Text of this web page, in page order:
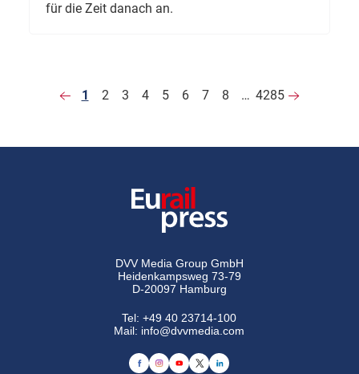
für die Zeit danach an.
1 2 3 4 5 6 7 8 … 4285
DVV Media Group GmbH
Heidenkampsweg 73-79
D-20097 Hamburg
Tel:+49 40 23714-100
Mail: info@dvvmedia.com